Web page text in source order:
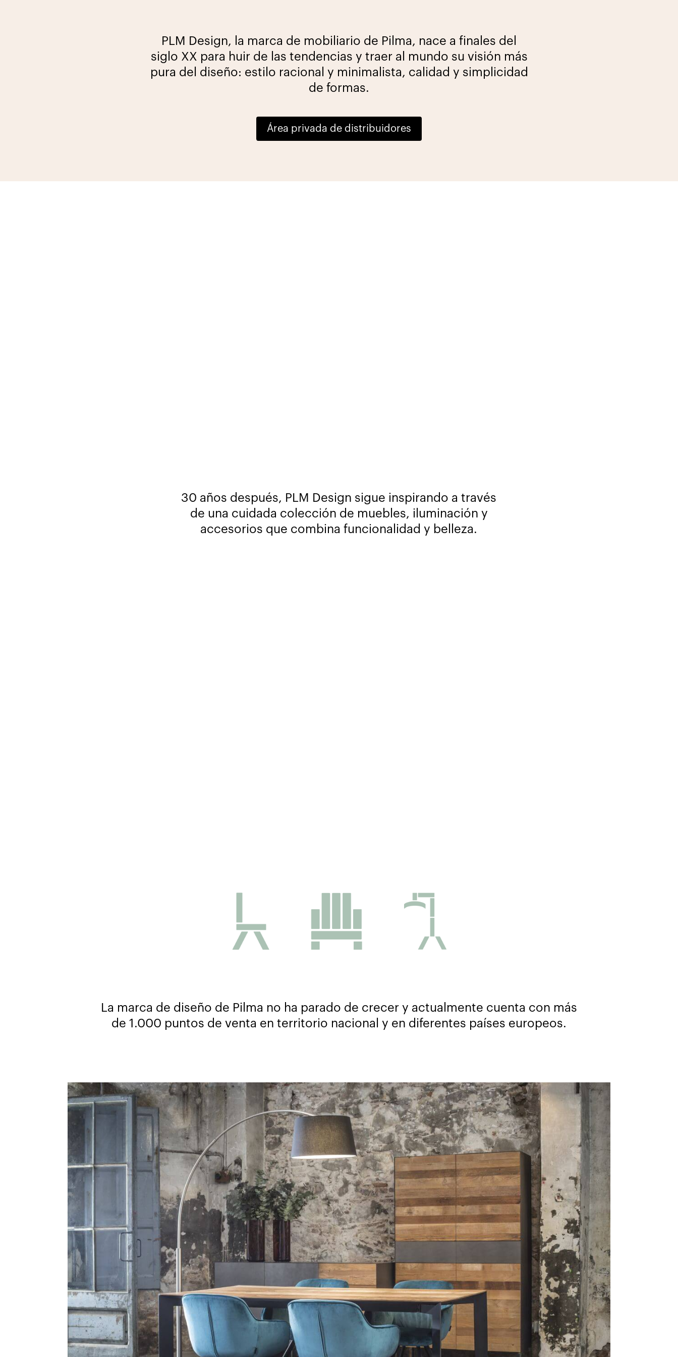
PLM Design, la marca de mobiliario de Pilma, nace a finales del
siglo XX para huir de las tendencias y traer al mundo su visión más
pura del diseño: estilo racional y minimalista, calidad y simplicidad
de formas.
Área privada de distribuidores
30 años después, PLM Design sigue inspirando a través
de una cuidada colección de muebles, iluminación y
accesorios que combina funcionalidad y belleza.
La marca de diseño de Pilma no ha parado de crecer y actualmente cuenta con más
de 1.000 puntos de venta en territorio nacional y en diferentes países europeos.